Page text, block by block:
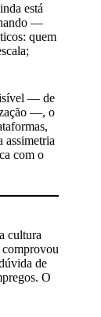
está
—
quem
— de
—, o
assimetria
com o
cultura
comprovou
de
O